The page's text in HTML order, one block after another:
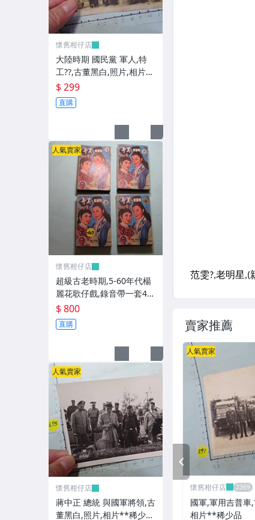
賣家推薦
人氣賣家
懷舊柑仔店
國軍,軍用吉普車
相片**稀少品
PREV
懷舊柑仔店
大陸時期 國民黨 軍人,特
工??,古董黑白,照片,相片
(老兵民國38年從大陸帶來
台灣的) **稀少品6
$ 299
直購
人氣賣家
懷舊柑仔店
超級古老時期,5-60年代楊
麗花歌仔戲,錄音帶一套4卷
**稀少品
$ 800
直購
人氣賣家
懷舊柑仔店
蔣中正 總統 與國軍將領,古
董黑白,照片,相片**稀少